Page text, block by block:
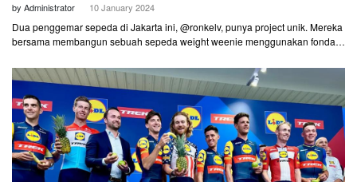
by Administrator 10 January 2024
Dua penggemar sepeda di Jakarta ini, @ronkelv, punya project unik. Mereka
bersama membangun sebuah sepeda weight weenie menggunakan fondasi